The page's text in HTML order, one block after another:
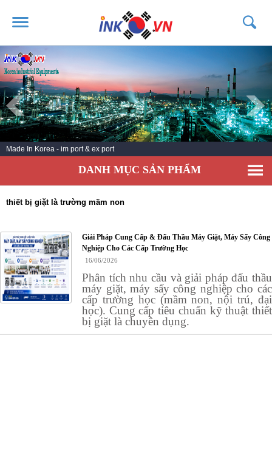
TRANG CHỦ
GIỚI THIỆU
SẢN PHẨM
DỊCH VỤ
TIN TỨC
KHÁCH HÀNG
Made In Korea - im port & ex port
DANH MỤC SẢN PHẨM
thiết bị giặt là trường mầm non
Giải Pháp Cung Cấp & Đấu Thầu Máy Giặt, Máy Sấy Công
Nghiệp Cho Các Cấp Trường Học
16/06/2026
Phân tích nhu cầu và giải pháp đấu thầu
máy giặt, máy sấy công nghiệp cho các
cấp trường học (mầm non, nội trú, đại
học). Cung cấp tiêu chuẩn kỹ thuật thiết
bị giặt là chuyên dụng.